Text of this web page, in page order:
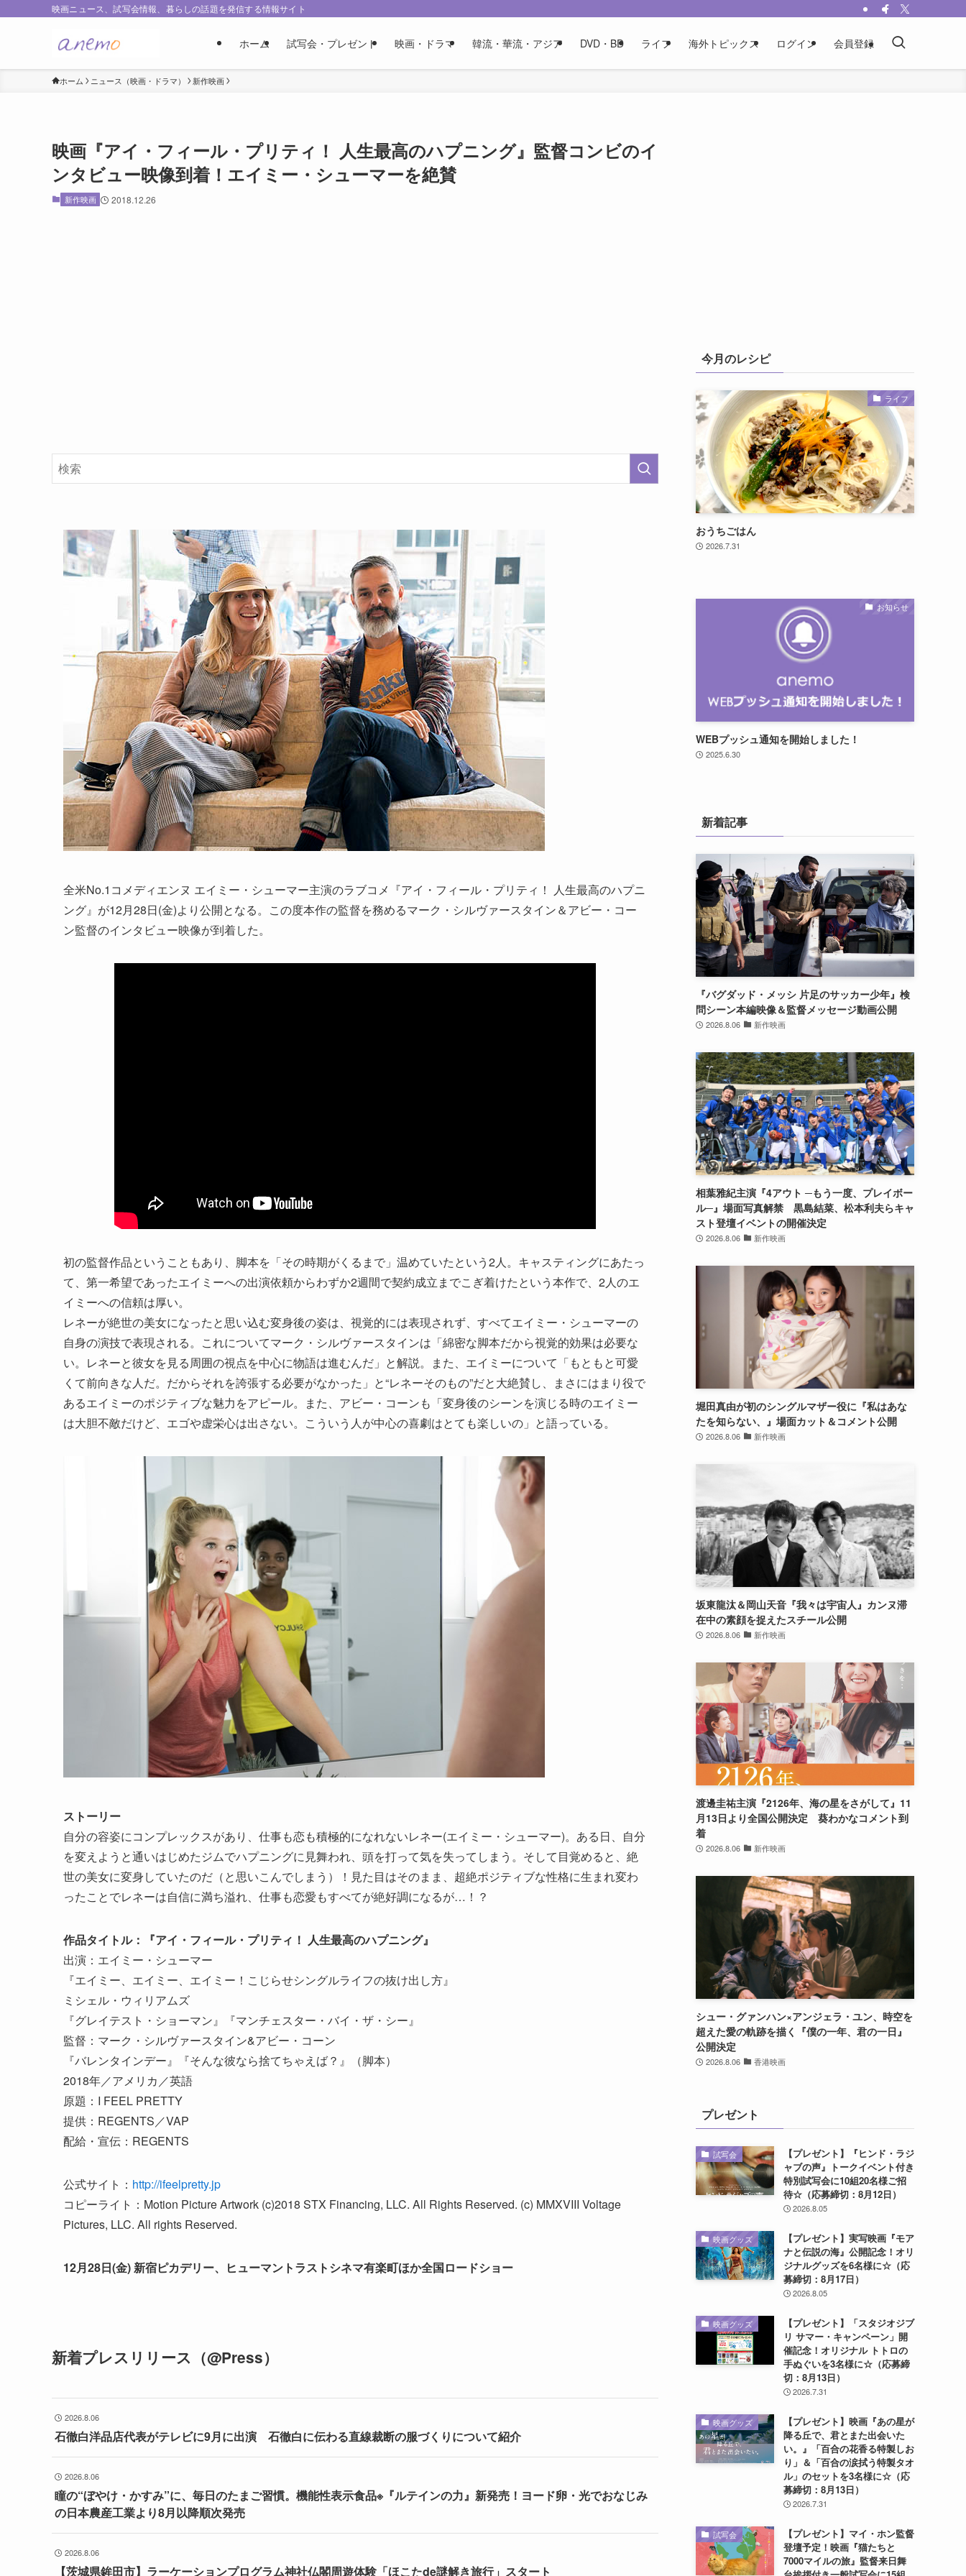
映画ニュース、試写会情報、暮らしの話題を発信する情報サイト
ホーム 試写会・プレゼント 映画・ドラマ 韓流・華流・アジア DVD・BD ライフ 海外トピックス ログイン 会員登録
ホーム ニュース（映画・ドラマ） 新作映画
映画『アイ・フィール・プリティ！ 人生最高のハプニング』監督コンビのイ
ンタビュー映像到着！エイミー・シューマーを絶賛
新作映画 2018.12.26
全米No.1コメディエンヌ エイミー・シューマー主演のラブコメ『アイ・フィール・プリティ！ 人生最高のハプニ
ング』が12月28日(金)より公開となる。この度本作の監督を務めるマーク・シルヴァースタイン＆アビー・コー
ン監督のインタビュー映像が到着した。
初の監督作品ということもあり、脚本を「その時期がくるまで」温めていたという2人。キャスティングにあたっ
て、第一希望であったエイミーへの出演依頼からわずか2週間で契約成立までこぎ着けたという本作で、2人のエ
イミーへの信頼は厚い。
レネーが絶世の美女になったと思い込む変身後の姿は、視覚的には表現されず、すべてエイミー・シューマーの
自身の演技で表現される。これについてマーク・シルヴァースタインは「綿密な脚本だから視覚的効果は必要な
い。レネーと彼女を見る周囲の視点を中心に物語は進むんだ」と解説。また、エイミーについて「もともと可愛
くて前向きな人だ。だからそれを誇張する必要がなかった」と“レネーそのもの”だと大絶賛し、まさにはまり役で
あるエイミーのポジティブな魅力をアピール。また、アビー・コーンも「変身後のシーンを演じる時のエイミー
は大胆不敵だけど、エゴや虚栄心は出さない。こういう人が中心の喜劇はとても楽しいの」と語っている。
ストーリー
自分の容姿にコンプレックスがあり、仕事も恋も積極的になれないレネー(エイミー・シューマー)。ある日、自分
を変えようと通いはじめたジムでハプニングに見舞われ、頭を打って気を失ってしまう。そして目覚めると、絶
世の美女に変身していたのだ（と思いこんでしまう）！見た目はそのまま、超絶ポジティブな性格に生まれ変わ
ったことでレネーは自信に満ち溢れ、仕事も恋愛もすべてが絶好調になるが…！？
作品タイトル：『アイ・フィール・プリティ！ 人生最高のハプニング』
出演：エイミー・シューマー
『エイミー、エイミー、エイミー！こじらせシングルライフの抜け出し方』
ミシェル・ウィリアムズ
『グレイテスト・ショーマン』『マンチェスター・バイ・ザ・シー』
監督：マーク・シルヴァースタイン&アビー・コーン
『バレンタインデー』『そんな彼なら捨てちゃえば？』（脚本）
2018年／アメリカ／英語
原題：I FEEL PRETTY
提供：REGENTS／VAP
配給・宣伝：REGENTS
公式サイト： http://ifeelpretty.jp
コピーライト：Motion Picture Artwork (c)2018 STX Financing, LLC. All Rights Reserved. (c) MMXVIII Voltage
Pictures, LLC. All rights Reserved.
12月28日(金) 新宿ピカデリー、ヒューマントラストシネマ有楽町ほか全国ロードショー
新着プレスリリース（@Press）
2026.8.06
石徹白洋品店代表がテレビに9月に出演 石徹白に伝わる直線裁断の服づくりについて紹介
2026.8.06
瞳の“ぼやけ・かすみ”に、毎日のたまご習慣。機能性表示食品※『ルテインの力』新発売！ヨード卵・光でおなじみ
の日本農産工業より8月以降順次発売
2026.8.06
【茨城県鉾田市】ラーケーションプログラム神社仏閣周遊体験「ほこたde謎解き旅行」スタート
今月のレシピ
ライフ
おうちごはん
2026.7.31
お知らせ
WEBプッシュ通知を開始しました！
2025.6.30
新着記事
『バグダッド・メッシ 片足のサッカー少年』検
問シーン本編映像＆監督メッセージ動画公開
2026.8.06 新作映画
相葉雅紀主演『4アウト ─もう一度、プレイボー
ル─』場面写真解禁 黒島結菜、松本利夫らキャ
スト登壇イベントの開催決定
2026.8.06 新作映画
堀田真由が初のシングルマザー役に『私はあな
たを知らない、』場面カット＆コメント公開
2026.8.06 新作映画
坂東龍汰＆岡山天音『我々は宇宙人』カンヌ滞
在中の素顔を捉えたスチール公開
2026.8.06 新作映画
渡邊圭祐主演『2126年、海の星をさがして』11
月13日より全国公開決定 葵わかなコメント到
着
2026.8.06 新作映画
シュー・グァンハン×アンジェラ・ユン、時空を
超えた愛の軌跡を描く『僕の一年、君の一日』
公開決定
2026.8.06 香港映画
プレゼント
試写会
【プレゼント】『ヒンド・ラジ
ャブの声』トークイベント付き
特別試写会に10組20名様ご招
待☆（応募締切：8月12日）
2026.8.05
映画グッズ
【プレゼント】実写映画『モア
ナと伝説の海』公開記念！オリ
ジナルグッズを6名様に☆（応
募締切：8月17日）
2026.8.05
映画グッズ
【プレゼント】「スタジオジブ
リ サマー・キャンペーン」開
催記念！オリジナル トトロの
手ぬぐいを3名様に☆（応募締
切：8月13日）
2026.7.31
映画グッズ
【プレゼント】映画『あの星が
降る丘で、君とまた出会いた
い。』「百合の花香る特製しお
り」＆「百合の涙拭う特製タオ
ル」のセットを3名様に☆（応
募締切：8月13日）
2026.7.31
試写会
【プレゼント】マイ・ホン監督
登壇予定！映画『猫たちと
7000マイルの旅』監督来日舞